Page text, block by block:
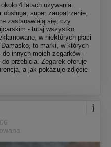
4 latach używania.
super zaopatrzenie,
zastanawiają się, czy
- tutaj wszystko
w niektórych płaci
to marki, w których
do innych moich zegarków -
przebicia. Zegarek oferuje
a jak pokazuje zdjęcie